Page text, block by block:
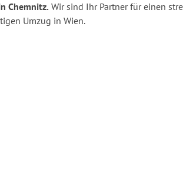
Chemnitz. Wir sind Ihr Partner für einen
Umzug in Wien.